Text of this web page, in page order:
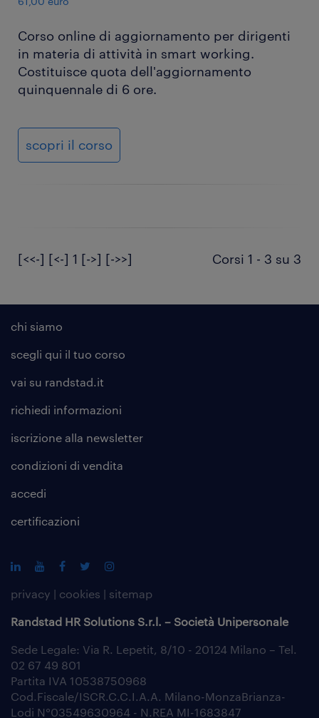
Corso online di aggiornamento per dirigenti
in materia di attività in smart working.
Costituisce quota dell'aggiornamento
quinquennale di 6 ore.
scopri il corso
[<<-] [<-] 1 [->] [->>] Corsi 1 - 3 su 3
chi siamo
scegli qui il tuo corso
vai su randstad.it
richiedi informazioni
iscrizione alla newsletter
condizioni di vendita
accedi
certificazioni
privacy | cookies | sitemap
Randstad HR Solutions S.r.l. – Società Unipersonale
Sede Legale: Via R. Lepetit, 8/10 - 20124 Milano – Tel.
02 67 49 801
Partita IVA 10538750968
Cod.Fiscale/ISCR.C.C.I.A.A. Milano-MonzaBrianza-
Lodi N°03549630964 - N.REA MI-1683847